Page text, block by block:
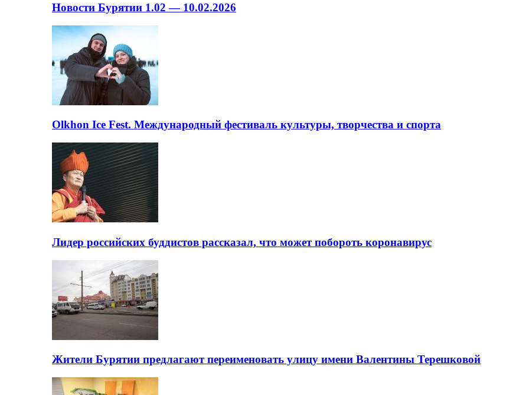
Новости Бурятии 1.02 — 10.02.2026
Olkhon Ice Fest. Международный фестиваль культуры, творчества и спорта
Лидер российских буддистов рассказал, что может побороть коронавирус
Жители Бурятии предлагают переименовать улицу имени Валентины Терешковой